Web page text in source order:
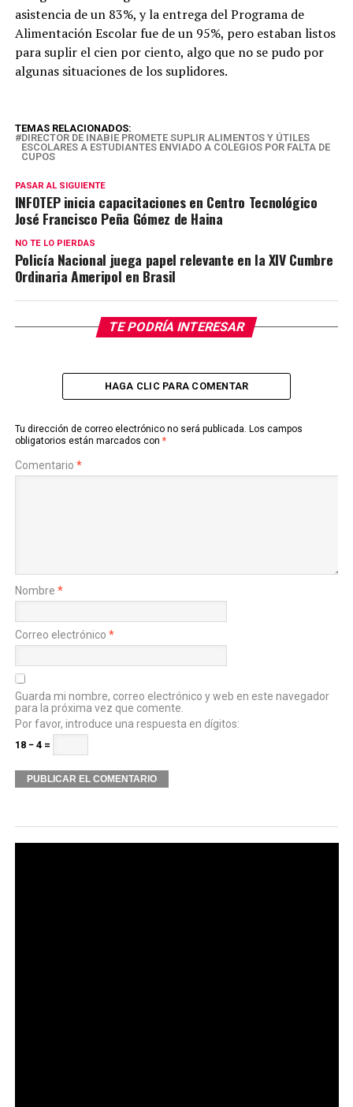
asistencia de un 83%, y la entrega del Programa de
Alimentación Escolar fue de un 95%, pero estaban listos
para suplir el cien por ciento, algo que no se pudo por
algunas situaciones de los suplidores.
TEMAS RELACIONADOS:
DIRECTOR DE INABIE PROMETE SUPLIR ALIMENTOS Y ÚTILES
ESCOLARES A ESTUDIANTES ENVIADO A COLEGIOS POR FALTA DE
CUPOS
PASAR AL SIGUIENTE
INFOTEP inicia capacitaciones en Centro Tecnológico
José Francisco Peña Gómez de Haina
NO TE LO PIERDAS
Policía Nacional juega papel relevante en la XIV Cumbre
Ordinaria Ameripol en Brasil
TE PODRÍA INTERESAR
HAGA CLIC PARA COMENTAR
Tu dirección de correo electrónico no será publicada. Los campos
obligatorios están marcados con *
Comentario *
Nombre *
Correo electrónico *
Guarda mi nombre, correo electrónico y web en este navegador
para la próxima vez que comente.
Por favor, introduce una respuesta en dígitos:
18 − 4 =